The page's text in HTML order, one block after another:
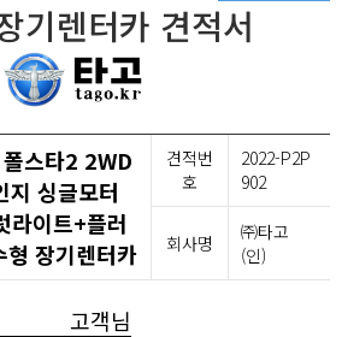
기렌터카 견적서
스타2 2WD
지 싱글모터
라이트+플러
형 장기렌터카
견적번
호
2022-P2P
902
회사명
㈜타고
(인)
고객님